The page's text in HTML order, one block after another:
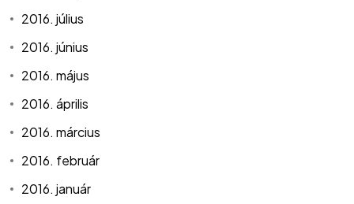
2016. július
2016. június
2016. május
2016. április
2016. március
2016. február
2016. január